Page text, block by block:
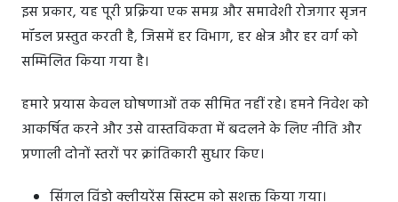
इस प्रकार, यह पूरी प्रक्रिया एक समग्र और समावेशी रोजगार सृजन
मॉडल प्रस्तुत करती है, जिसमें हर विभाग, हर क्षेत्र और हर वर्ग को
सम्मिलित किया गया है।
हमारे प्रयास केवल घोषणाओं तक सीमित नहीं रहे। हमने निवेश को
आकर्षित करने और उसे वास्तविकता में बदलने के लिए नीति और
प्रणाली दोनों स्तरों पर क्रांतिकारी सुधार किए।